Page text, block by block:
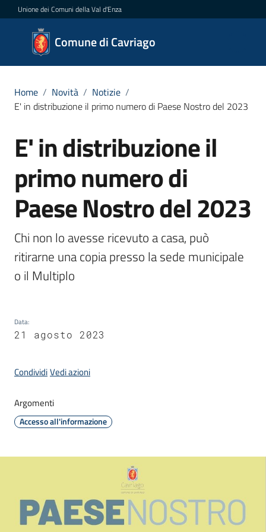
Vai al contenuto
Vai alla navigazione
Vai al footer
Unione dei Comuni della Val d'Enza
Comune di Cavriago
Comune
di
Novità
Menu selezionato
Servizi
Cavriago
a
v
i
g
o
S
r
Home / Novità / Notizie /
E' in distribuzione il primo numero di Paese Nostro del 2023
Salta al contenuto
E' in distribuzione il
primo numero di
Paese Nostro del 2023
Chi non lo avesse ricevuto a casa, può
ritirarne una copia presso la sede municipale
o il Multiplo
Data:
21 agosto 2023
CondividiVedi azioni
Argomenti
Accesso all'informazione